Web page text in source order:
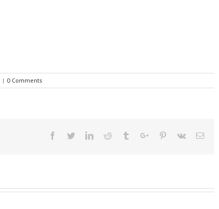
| 0 Comments
Facebook
TwitterLinkedinReddit TumblrGoogle+Pinterest
Vk Email